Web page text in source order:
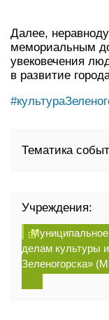
Далее,
мемориальным
увековечения
в развитие
Тематика
Учреждения:
Муниципальное
делам культуры
Зеленогорска»